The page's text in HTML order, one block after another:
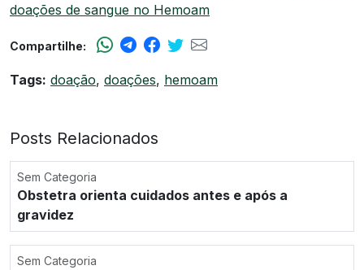
doações de sangue no Hemoam
Compartilhe:
Tags: doação, doações, hemoam
Posts Relacionados
Sem Categoria
Obstetra orienta cuidados antes e após a
gravidez
Sem Categoria